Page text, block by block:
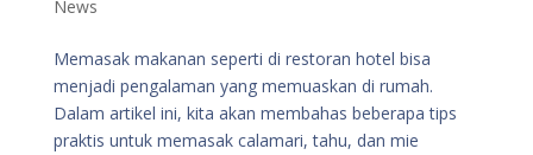
News
Memasak makanan seperti di restoran hotel bisa
menjadi pengalaman yang memuaskan di rumah.
Dalam artikel ini, kita akan membahas beberapa tips
praktis untuk memasak calamari, tahu, dan mie